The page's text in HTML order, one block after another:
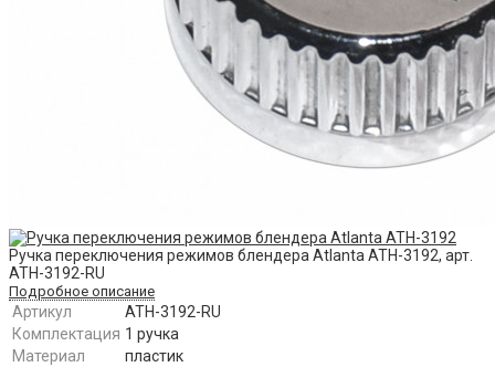
Ручка переключения режимов блендера Atlanta ATH-3192, арт.
ATH-3192-RU
Подробное описание
Артикул
ATH-3192-RU
Комплектация 1 ручка
Материал
пластик